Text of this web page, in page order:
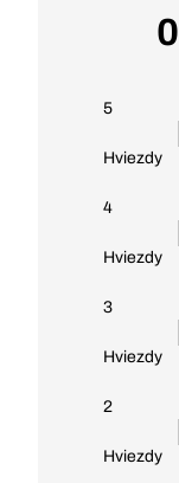
0
5
Hviezdy
4
Hviezdy
3
Hviezdy
2
Hviezdy